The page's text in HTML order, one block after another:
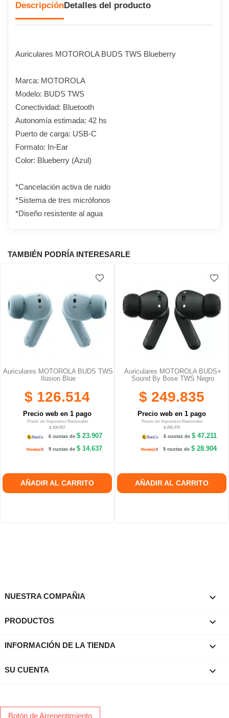
DescripciónDetalles del producto
Auriculares MOTOROLA BUDS TWS Blueberry
Marca: MOTOROLA
Modelo: BUDS TWS
Conectividad: Bluetooth
Autonomía estimada: 42 hs
Puerto de carga: USB-C
Formato: In-Ear
Color: Blueberry (Azul)
*Cancelación activa de ruido
*Sistema de tres micrófonos
*Diseño resistente al agua
TAMBIÉN PODRÍA INTERESARLE
Auriculares MOTOROLA BUDS TWS
Ilusion Blue
$ 126.514
Precio web en 1 pago
Precio sin Impuestos Nacionales
$ 104.557
6 cuotas de$ 23.907
9 cuotas de$ 14.637
AÑADIR AL CARRITO
favorite_border
Auriculares MOTOROLA BUDS+
Sound By Bose TWS Negro
$ 249.835
Precio web en 1 pago
Precio sin Impuestos Nacionales
$ 206.475
6 cuotas de $ 47.211
9 cuotas de$ 28.904
AÑADIR AL CARRITO
favorite_border
NUESTRA COMPAÑIA 
PRODUCTOS 
INFORMACIÓN DE LA TIENDA keyboard_arrow_down
SU CUENTA 
Botón de Arrepentimiento